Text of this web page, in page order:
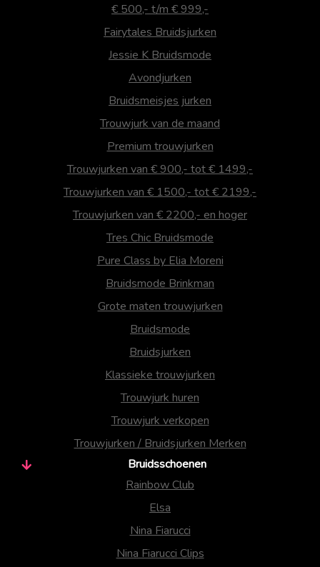
€ 500,- t/m € 999,-
Fairytales Bruidsjurken
Jessie K Bruidsmode
Avondjurken
Bruidsmeisjes jurken
Trouwjurk van de maand
Premium trouwjurken
Trouwjurken van € 900,- tot € 1499,-
Trouwjurken van € 1500,- tot € 2199,-
Trouwjurken van € 2200,- en hoger
Tres Chic Bruidsmode
Pure Class by Elia Moreni
Bruidsmode Brinkman
Grote maten trouwjurken
Bruidsmode
Bruidsjurken
Klassieke trouwjurken
Trouwjurk huren
Trouwjurk verkopen
Trouwjurken / Bruidsjurken Merken
Bruidsschoenen
Rainbow Club
Elsa
Nina Fiarucci
Nina Fiarucci Clips